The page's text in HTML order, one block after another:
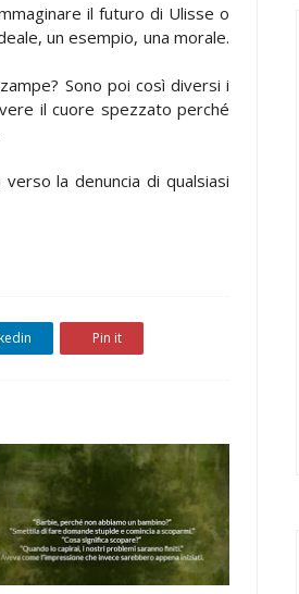
il futuro di Ulisse o
un esempio, una morale.
Sono poi così diversi i
il cuore spezzato perché
la denuncia di qualsiasi
Pin it